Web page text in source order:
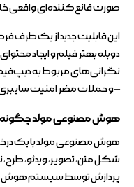
صورت قانع‌کننده‌ای واقعی
این قابلیت جدید از یک طرف
دوبله بهتر فیلم و ایجاد
نگرانی‌های مربوط به
– و حملات مضر امنیت
هوش مصنوعی مولد
هوش مصنوعی مولد با یک
شکل متن، تصویر، ویدئو،
پردازش توسط سیستم هوش